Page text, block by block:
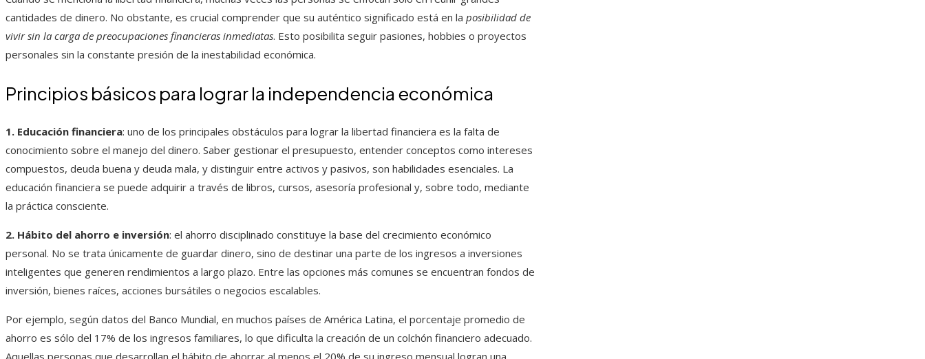
cantidades de dinero. No obstante, es crucial comprender que su auténtico significado está en la posibilidad de
vivir sin la carga de preocupaciones financieras inmediatas. Esto posibilita seguir pasiones, hobbies o proyectos
personales sin la constante presión de la inestabilidad económica.
Principios básicos para lograr la independencia económica
1. Educación financiera: uno de los principales obstáculos para lograr la libertad financiera es la falta de
conocimiento sobre el manejo del dinero. Saber gestionar el presupuesto, entender conceptos como intereses
compuestos, deuda buena y deuda mala, y distinguir entre activos y pasivos, son habilidades esenciales. La
educación financiera se puede adquirir a través de libros, cursos, asesoría profesional y, sobre todo, mediante
la práctica consciente.
2. Hábito del ahorro e inversión: el ahorro disciplinado constituye la base del crecimiento económico
personal. No se trata únicamente de guardar dinero, sino de destinar una parte de los ingresos a inversiones
inteligentes que generen rendimientos a largo plazo. Entre las opciones más comunes se encuentran fondos de
inversión, bienes raíces, acciones bursátiles o negocios escalables.
Por ejemplo, según datos del Banco Mundial, en muchos países de América Latina, el porcentaje promedio de
ahorro es sólo del 17% de los ingresos familiares, lo que dificulta la creación de un colchón financiero adecuado.